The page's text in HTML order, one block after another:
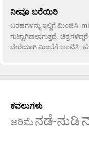
ನೀವೂ ಬರೆಯಿರಿ
ಬರಹಗಳನ್ನು ಇಲ್ಲಿಗೆ ಮಿಂಚಿಸಿ:
ಗುಟ್ಟಾಗಿಡಲಾಗುತ್ತದೆ.
ಬೇರೆಯಾಗಿ ಮಿಂಚೆಗೆ ಅಂಟಿಸಿ.
ಕವಲುಗಳು
ಅರಿಮೆನಡೆ-ನುಡಿ